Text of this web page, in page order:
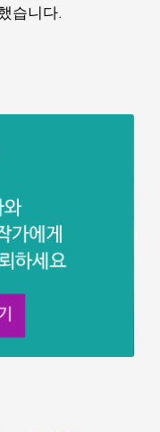
습니다.